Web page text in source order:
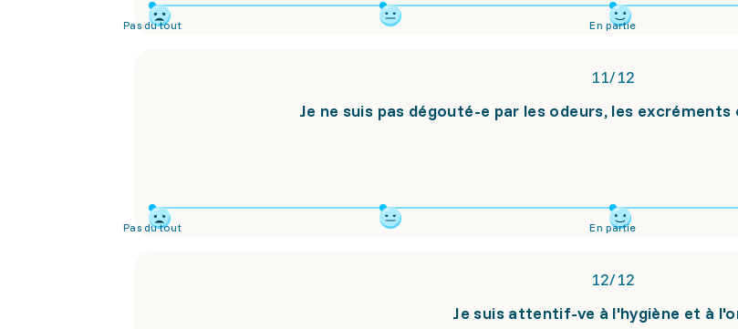
Pas du tout En partie
11/12
Je ne suis pas dégouté-e par les odeurs, les excréments
Pas du tout En partie
12/12
Je suis attentif-ve à l'hygiène et à